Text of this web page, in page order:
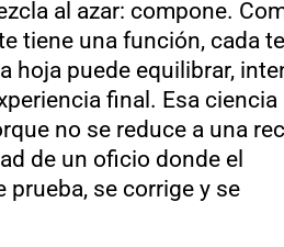
al azar: compone.
tiene una función, cada
hoja puede equilibrar,
final. Esa ciencia
no se reduce a una
de un oficio donde el
prueba, se corrige y se